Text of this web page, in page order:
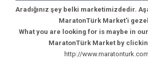
Aradığınız şey belki marketimizdedir.
MaratonTürk Market'i
What you are looking for is maybe in
MaratonTürk Market by
http://